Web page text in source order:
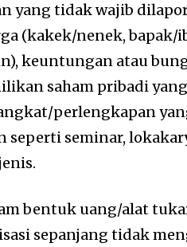
yang tidak wajib
(kakek/nenek, bapak/
keuntungan atau
saham pribadi
perlengkapan
seperti seminar,
bentuk uang/alat
sepanjang tidak